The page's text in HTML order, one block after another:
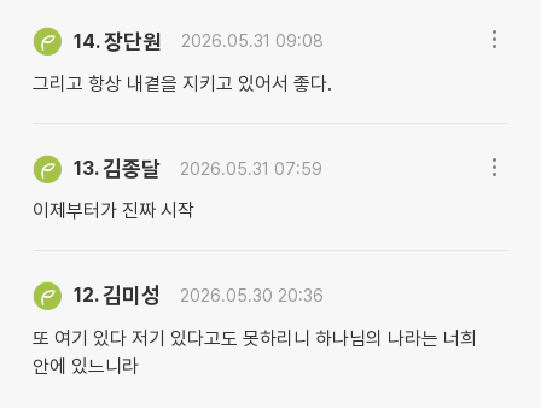
14.장단원 2026.05.31 09:08
그리고 항상 내곁을 지키고 있어서 좋다.
13.김종달 2026.05.31 07:59
이제부터가 진짜 시작
12.김미성 2026.05.30 20:36
또 여기 있다 저기 있다고도 못하리니 하나님의 나라는 너희
안에 있느니라